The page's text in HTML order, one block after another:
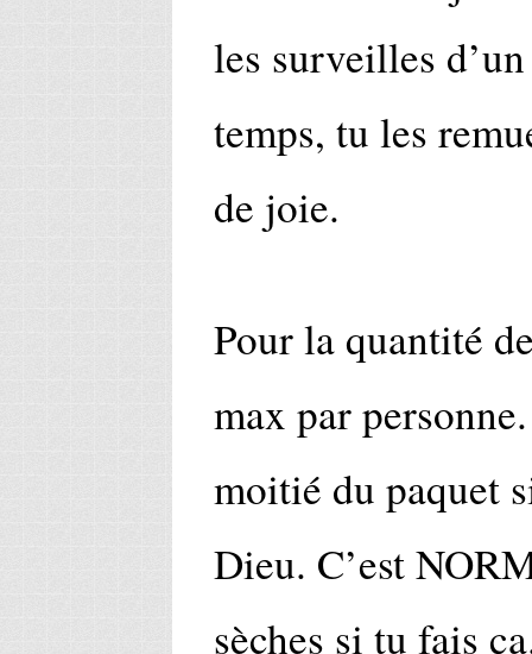
les surveilles
temps, tu les
de joie.
Pour la quantité
max par
moitié du paquet
Dieu. C’est
sèches si tu fais